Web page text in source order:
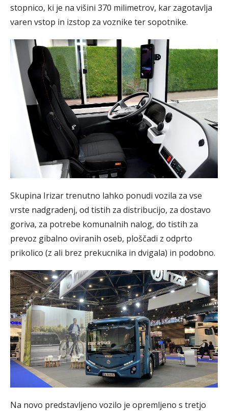
stopnico, ki je na višini 370 milimetrov, kar zagotavlja
varen vstop in izstop za voznike ter sopotnike.
Skupina Irizar trenutno lahko ponudi vozila za vse
vrste nadgradenj, od tistih za distribucijo, za dostavo
goriva, za potrebe komunalnih nalog, do tistih za
prevoz gibalno oviranih oseb, ploščadi z odprto
prikolico (z ali brez prekucnika in dvigala) in podobno.
Na novo predstavljeno vozilo je opremljeno s tretjo